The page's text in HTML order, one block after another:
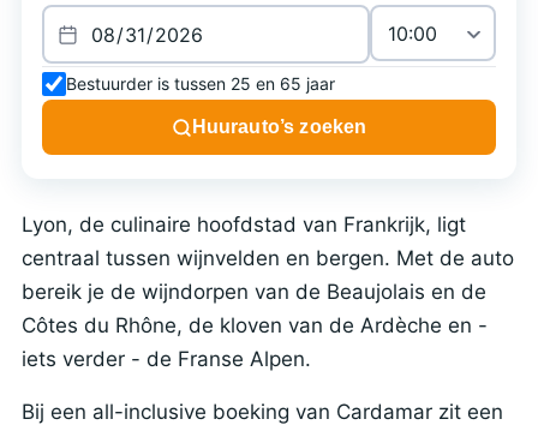
Lyon, de culinaire hoofdstad van Frankrijk, ligt
centraal tussen wijnvelden en bergen. Met de auto
bereik je de wijndorpen van de Beaujolais en de
Côtes du Rhône, de kloven van de Ardèche en -
iets verder - de Franse Alpen.
Bij een all-inclusive boeking van Cardamar zit een
Bestuurder is tussen 25 en 65 jaar
Huurauto’s zoeken